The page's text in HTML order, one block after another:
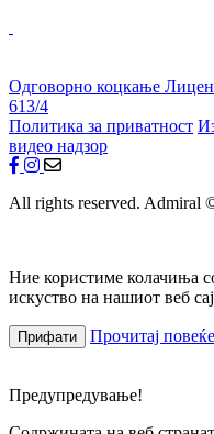
Одговорно коцкање
613/4
Политика за приватност
видео надзор
All rights reserved. Admiral
Ние користиме колачиња
искуство на нашиот веб
Прифати Прочитај повеќе
Предупредување!